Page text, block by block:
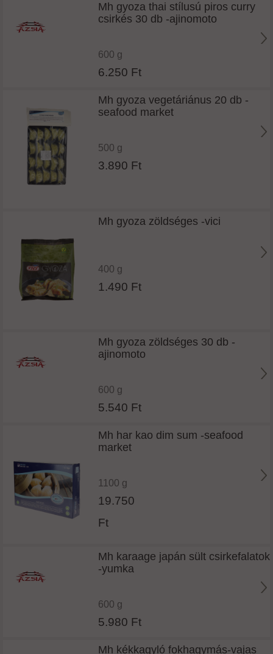
Mh gyoza thai stílusú piros curry
csirkés 30 db -ajinomoto
600 g
6.250 Ft
Mh gyoza vegetáriánus 20 db -
seafood market
500 g
3.890 Ft
Mh gyoza zöldséges -vici
400 g
1.490 Ft
Mh gyoza zöldséges 30 db -
ajinomoto
600 g
5.540 Ft
Mh har kao dim sum -seafood
market
1100 g
19.750
Ft
Mh karaage japán sült csirkefalatok
-yumka
600 g
5.980 Ft
Mh kékkagyló fokhagymás-vajas